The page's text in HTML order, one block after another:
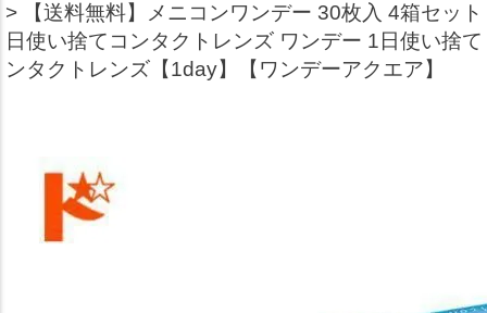
【送料無料】メニコンワンデー 30枚入 4箱セッ
日使い捨てコンタクトレンズ ワンデー 1日使い捨
ンタクトレンズ【1day】【ワンデーアクエア】